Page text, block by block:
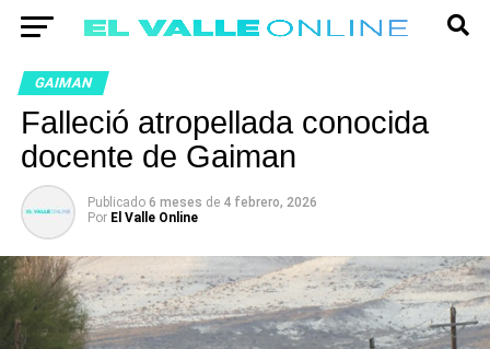
GAIMAN
Falleció atropellada conocida
docente de Gaiman
Publicado 6 meses de 4 febrero, 2026
Por El Valle Online